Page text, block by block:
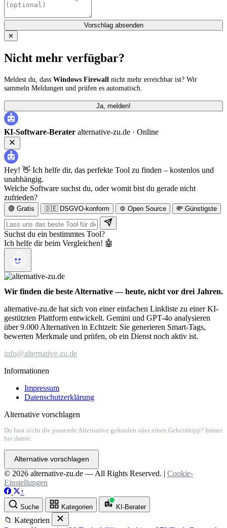
Vorschlag absenden
✕
Nicht mehr verfügbar?
Meldest du, dass Windows Firewall nicht mehr erreichbar ist? Wir
sammeln Meldungen und prüfen es automatisch.
Ja, melden!
KI-Software-Berater alternative-zu.de · Online
Hey! 👋 Ich helfe dir, das perfekte Tool zu finden – kostenlos und
unabhängig.
Welche Software suchst du, oder womit bist du gerade nicht
zufrieden?
🟢 Gratis 🇩🇪 DSGVO-konform ⚙️ Open Source 💸 Günstigste
Suchst du ein bestimmtes Tool?
Ich helfe dir beim Vergleichen! 🤖
Wir finden die beste Alternative — heute, nicht vor drei Jahren.
alternative-zu.de hat sich von einer einfachen Linkliste zu einer KI-
gestützten Plattform entwickelt. Gemini und GPT-4o analysieren
über 9.000 Alternativen in Echtzeit: Sie generieren Smart-Tags,
bewerten Merkmale und prüfen, ob ein Dienst noch aktiv ist.
info@alternative-zu.de
Informationen
Impressum
Datenschutzerklärung
Alternative vorschlagen
Du hast nicht die passende Alternative gefunden oder einen Geheimtipp? Immer
her damit:
Alternative vorschlagen
© 2026 alternative-zu.de — All Rights Reserved. | Cookie-
Einstellungen
↑
Suche Kategorien KI-Berater
📁 Kategorien